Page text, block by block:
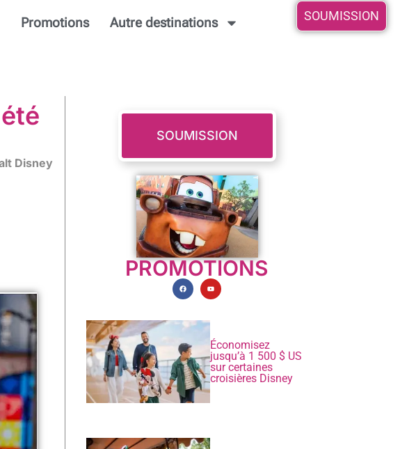
Promotions Autre destinations SOUMISSION
Disney
SOUMISSION
PROMOTIONS
Économisez
jusqu’à 1 500 $ US
sur certaines
croisières Disney